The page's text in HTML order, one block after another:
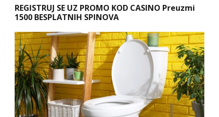
REGISTRUJ SE UZ PROMO KOD CASINO Preuzmi
1500 BESPLATNIH SPINOVA